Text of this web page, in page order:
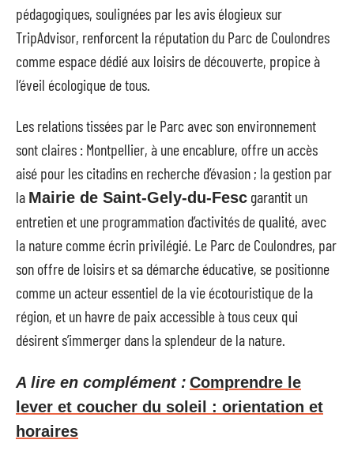
pédagogiques, soulignées par les avis élogieux sur
TripAdvisor, renforcent la réputation du Parc de Coulondres
comme espace dédié aux loisirs de découverte, propice à
l’éveil écologique de tous.
Les relations tissées par le Parc avec son environnement
sont claires : Montpellier, à une encablure, offre un accès
aisé pour les citadins en recherche d’évasion ; la gestion par
la Mairie de Saint-Gely-du-Fesc garantit un
entretien et une programmation d’activités de qualité, avec
la nature comme écrin privilégié. Le Parc de Coulondres, par
son offre de loisirs et sa démarche éducative, se positionne
comme un acteur essentiel de la vie écotouristique de la
région, et un havre de paix accessible à tous ceux qui
désirent s’immerger dans la splendeur de la nature.
A lire en complément : Comprendre le
lever et coucher du soleil : orientation et
horaires